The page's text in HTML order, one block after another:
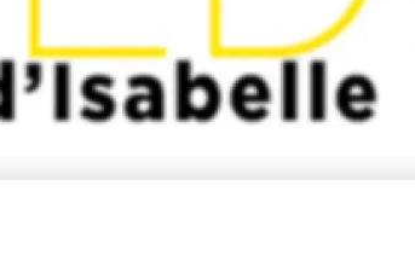
de ces directeurs et directrices de